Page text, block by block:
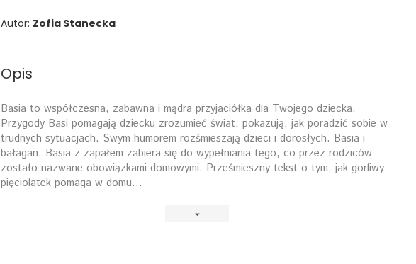
Autor: Zofia Stanecka
Opis
Basia to współczesna, zabawna i mądra przyjaciółka dla Twojego dziecka.
Przygody Basi pomagają dziecku zrozumieć świat, pokazują, jak poradzić sobie w
trudnych sytuacjach. Swym humorem rozśmieszają dzieci i dorosłych. Basia i
bałagan. Basia z zapałem zabiera się do wypełniania tego, co przez rodziców
zostało nazwane obowiązkami domowymi. Prześmieszny tekst o tym, jak gorliwy
pięciolatek pomaga w domu...